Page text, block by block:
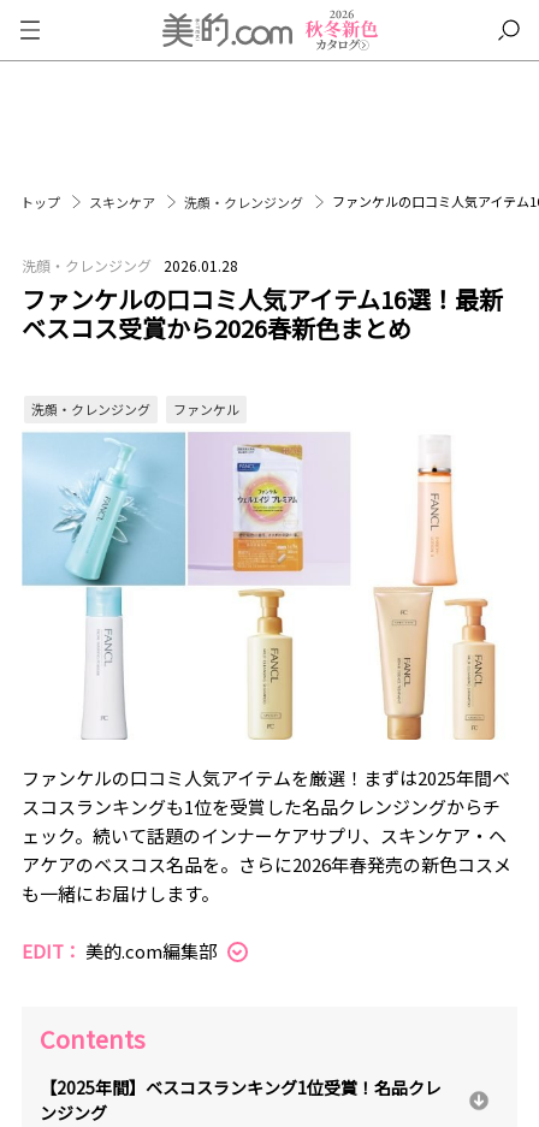
トップ スキンケア 洗顔・クレンジング ファンケルの口コミ人気アイテム
洗顔・クレンジング 2026.01.28
ファンケルの口コミ人気アイテム16選！最新
ベスコス受賞から2026春新色まとめ
洗顔・クレンジング ファンケル
ファンケルの口コミ人気アイテムを厳選！まずは2025年間ベ
スコスランキングも1位を受賞した名品クレンジングからチ
ェック。続いて話題のインナーケアサプリ、スキンケア・ヘ
アケアのベスコス名品を。さらに2026年春発売の新色コスメ
も一緒にお届けします。
EDIT： 美的.com編集部
Contents
【2025年間】ベスコスランキング1位受賞！名品クレ
ンジング